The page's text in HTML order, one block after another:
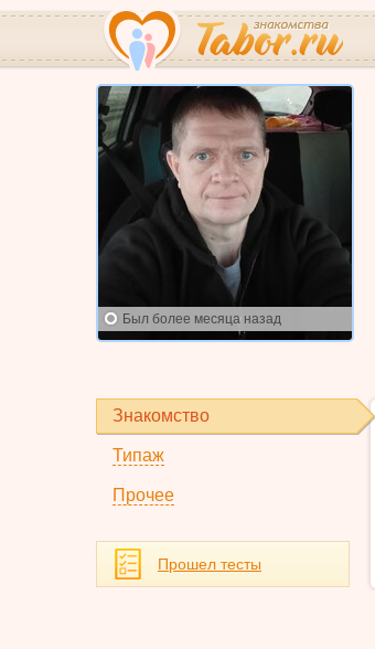
Был более месяца назад
Знакомство
Типаж
Прочее
Прошел тесты